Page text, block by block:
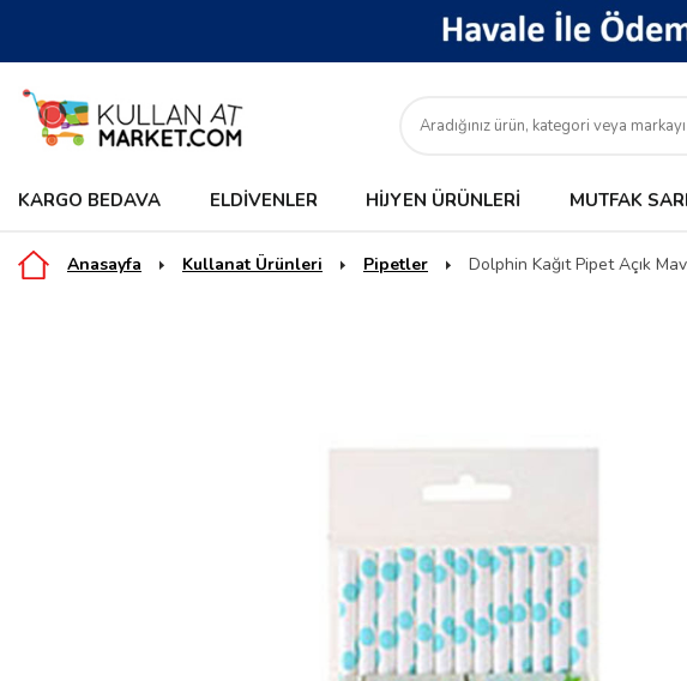
KARGO BEDAVA ELDIVENLER HIJYEN ÜRÜNLERI MUTFAK
Anasayfa Kullanat Ürünleri Pipetler Dolphin Kağıt Pipet Açık